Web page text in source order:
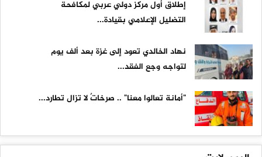
إطلاق أول مركز دولي عربي لمكافحة
التضليل الإعلامي بقيادة...
نهاد الخالدي تعود إلى غزة بعد ألف يوم
لتواجه وجع الفقد...
"أمانة تعالوا معنا" .. صرخاتٌ لا تزال تطارد...